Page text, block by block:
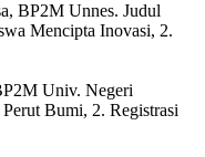
BP2M Unnes. Judul
Mencipta Inovasi, 2.
Univ. Negeri
Bumi, 2. Registrasi